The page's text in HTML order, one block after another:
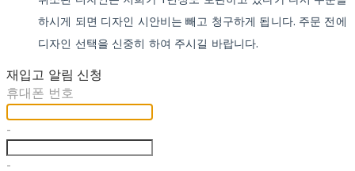
하시게 되면 디자인 시안비는 빼고 청구하게 됩니다. 주문 전에
디자인 선택을 신중히 하여 주시길 바랍니다.
재입고 알림 신청
휴대폰 번호
-
-